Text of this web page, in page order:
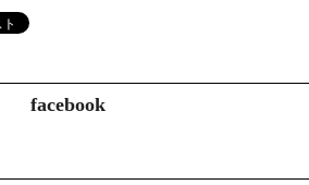
歴及びその内容
らお預かりした個人情報の利用目的は以下の
facebook